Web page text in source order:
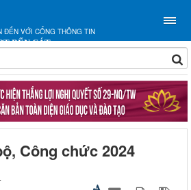
ĐẾN VỚI CỔNG THÔNG TIN
BẾN CÁT
Công chức 2024